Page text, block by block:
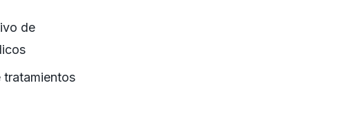
de
tratamientos